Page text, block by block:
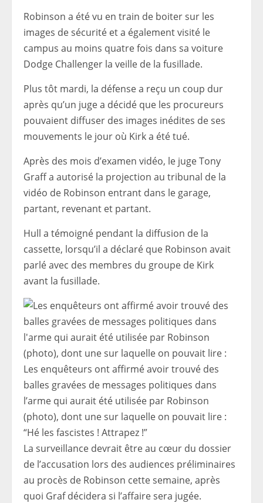
Robinson a été vu en train de boiter sur les
images de sécurité et a également visité le
campus au moins quatre fois dans sa voiture
Dodge Challenger la veille de la fusillade.
Plus tôt mardi, la défense a reçu un coup dur
après qu’un juge a décidé que les procureurs
pouvaient diffuser des images inédites de ses
mouvements le jour où Kirk a été tué.
Après des mois d’examen vidéo, le juge Tony
Graff a autorisé la projection au tribunal de la
vidéo de Robinson entrant dans le garage,
partant, revenant et partant.
Hull a témoigné pendant la diffusion de la
cassette, lorsqu’il a déclaré que Robinson avait
parlé avec des membres du groupe de Kirk
avant la fusillade.
Les enquêteurs ont affirmé avoir trouvé des
balles gravées de messages politiques dans
l’arme qui aurait été utilisée par Robinson
(photo), dont une sur laquelle on pouvait lire :
“Hé les fascistes ! Attrapez !”
La surveillance devrait être au cœur du dossier
de l’accusation lors des audiences préliminaires
au procès de Robinson cette semaine, après
quoi Graf décidera si l’affaire sera jugée.